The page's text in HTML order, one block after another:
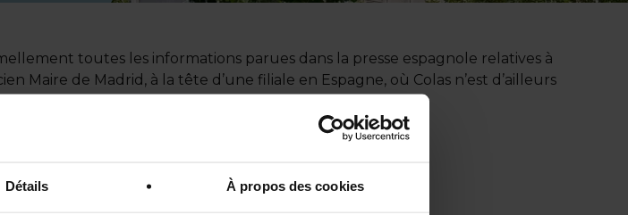
Détails À propos des cookies
toutes les informations parues dans la presse espagnole relatives à
Maire de Madrid, à la tête d’une filiale en Espagne, où Colas n’est d’ailleurs
de presse